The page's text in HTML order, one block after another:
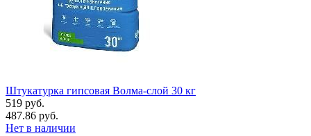
Штукатурка гипсовая Волма-слой 30 кг
519 руб.
487.86 руб.
Нет в наличии